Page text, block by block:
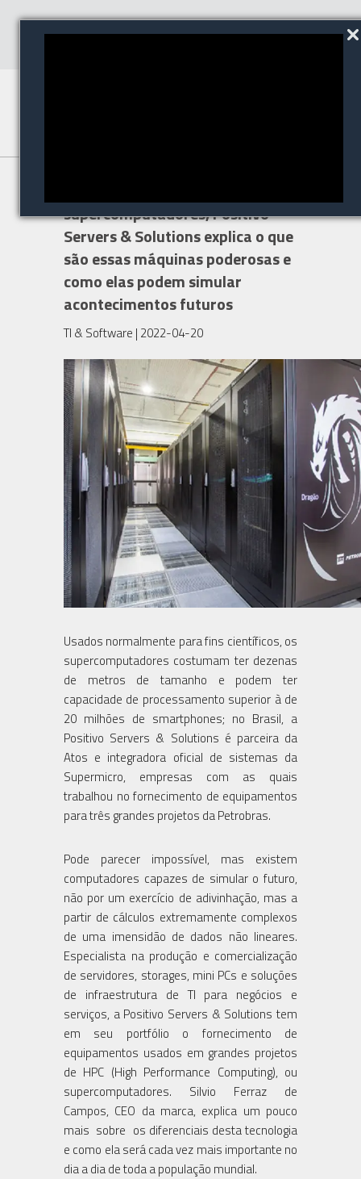
supercomputadores, Positivo
Servers & Solutions explica o que
são essas máquinas poderosas e
como elas podem simular
acontecimentos futuros
TI & Software | 2022-04-20
Usados normalmente para fins científicos, os
supercomputadores costumam ter dezenas
de metros de tamanho e podem ter
capacidade de processamento superior à de
20 milhões de smartphones; no Brasil, a
Positivo Servers & Solutions é parceira da
Atos e integradora oficial de sistemas da
Supermicro, empresas com as quais
trabalhou no fornecimento de equipamentos
para três grandes projetos da Petrobras.
Pode parecer impossível, mas existem
computadores capazes de simular o futuro,
não por um exercício de adivinhação, mas a
partir de cálculos extremamente complexos
de uma imensidão de dados não lineares.
Especialista na produção e comercialização
de servidores, storages, mini PCs e soluções
de infraestrutura de TI para negócios e
serviços, a Positivo Servers & Solutions tem
em seu portfólio o fornecimento de
equipamentos usados em grandes projetos
de HPC (High Performance Computing), ou
supercomputadores. Silvio Ferraz de
Campos, CEO da marca, explica um pouco
mais sobre os diferenciais desta tecnologia
e como ela será cada vez mais importante no
dia a dia de toda a população mundial.